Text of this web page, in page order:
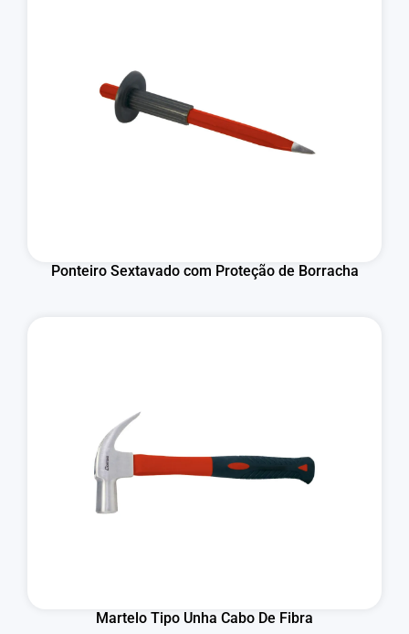
Ponteiro Sextavado com Proteção de Borracha
Martelo Tipo Unha Cabo De Fibra